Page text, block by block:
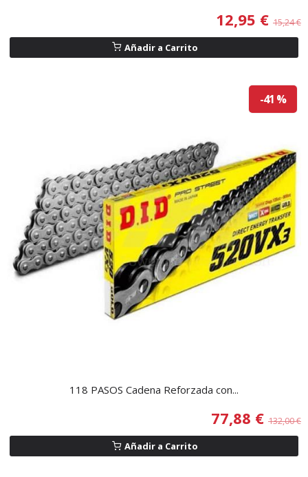
12,95 € 15,24 €
Añadir a Carrito
-41 %
118 PASOS Cadena Reforzada con...
77,88 € 132,00 €
Añadir a Carrito